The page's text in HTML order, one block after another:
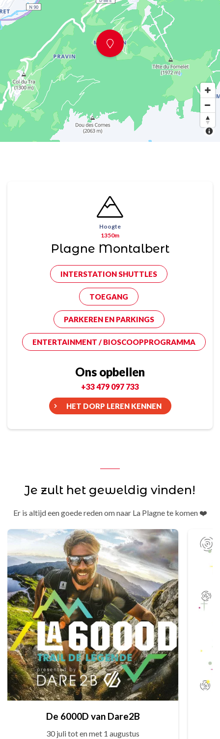
Hoogte
1350m
Plagne Montalbert
INTERSTATION SHUTTLES
TOEGANG
PARKEREN EN PARKINGS
ENTERTAINMENT / BIOSCOOPPROGRAMMA
Ons opbellen
+33 479 097 733
HET DORP LEREN KENNEN
Je zult het geweldig vinden!
Er is altijd een goede reden om naar La Plagne te komen ❤️
De 6000D van Dare2B
30 juli tot en met 1 augustus